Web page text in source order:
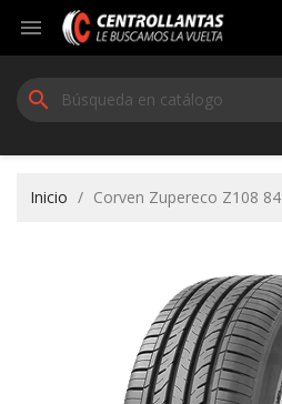

search
Inicio Corven Zupereco Z108